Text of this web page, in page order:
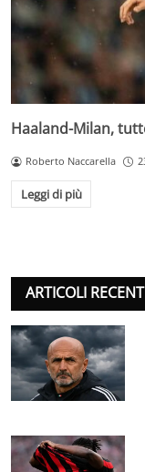
Haaland-Milan,
Roberto Naccarella
Leggi di più
ARTICOLI